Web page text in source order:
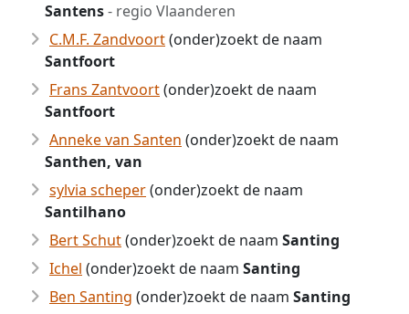
Santens- regio Vlaanderen
C.M.F. Zandvoort(onder)zoekt de naam
Santfoort
Frans Zantvoort(onder)zoekt de naam
Santfoort
Anneke van Santen (onder)zoekt de naam
Santhen, van
sylvia scheper(onder)zoekt de naam
Santilhano
Bert Schut(onder)zoekt de naam Santing
Ichel (onder)zoekt de naam Santing
Ben Santing (onder)zoekt de naam Santing